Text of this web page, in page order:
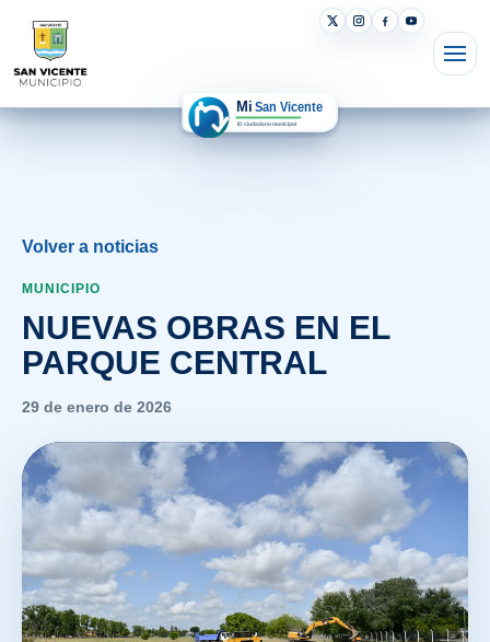
Volver a noticias
MUNICIPIO
NUEVAS OBRAS EN EL
PARQUE CENTRAL
29 de enero de 2026